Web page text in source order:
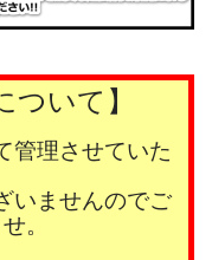
ついて】
管理させていた
いませんのでご
。